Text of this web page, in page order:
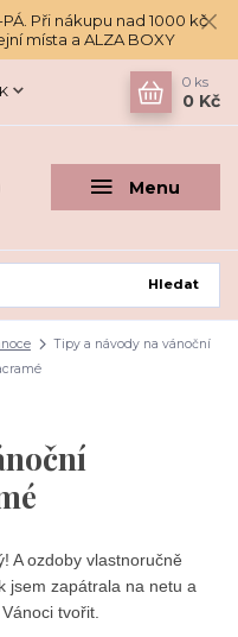
Při nákupu nad 1000 kč
místa a ALZA BOXY
Menu
Hledat
0 ks
0 Kč
Tipy a návody na vánoční
A ozdoby vlastnoručně
jsem zapátrala na netu a
tvořit.